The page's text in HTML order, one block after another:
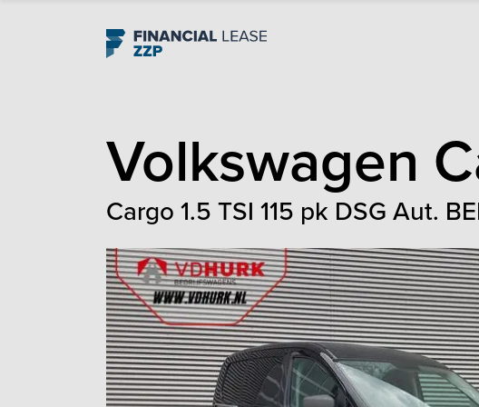
Navigation
Volkswagen
Cargo 1.5 TSI 115 pk DSG Aut.